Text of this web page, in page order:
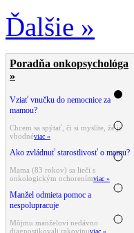
Ďalšie »
Poradňa onkopsychológa
»
Vziať vnučku do nemocnice za
mamou?
Chcem sa spýtať, či si myslíte, že je
vhodnéviac »
Ako zvládnuť starostlivosť o mamu?
Mama (83 rokov) sa lieči s
onkologickým ochorenímviac »
Manžel odmieta pomoc a
nespolupracuje
Môjmu manželovi nedávno
diagnostikovali rakovinuviac »